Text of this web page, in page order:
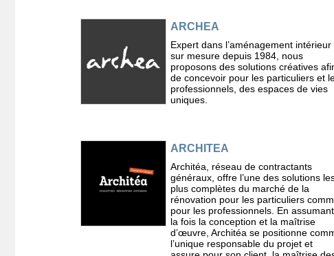
ARCHEA
Expert dans l’aménagement intérieur
sur mesure depuis 1984, nous
proposons des solutions créatives
de concevoir pour les particuliers et
professionnels, des espaces de vies
uniques.
ARCHITEA
Architéa, réseau de contractants
généraux, offre l’une des solutions
plus complètes du marché de la
rénovation pour les particuliers
pour les professionnels. En
la fois la conception et la maîtrise
d’œuvre, Architéa se positionne
l’unique responsable du projet et